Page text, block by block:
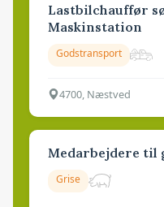
Lastbilchauffør
Maskinstation
Godstransport
4700, Næstved
Medarbejdere til
Grise